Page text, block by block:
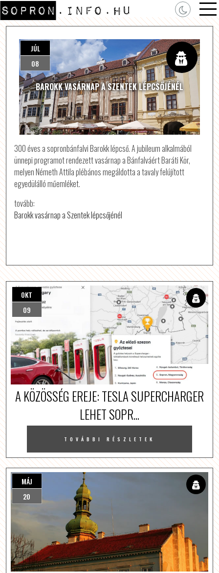
BAROKK VASÁRNAP A SZENTEK LÉPCSŐJÉNÉL
JÚL
08
300 éves a sopronbánfalvi Barokk lépcső. A jubileum alkalmából
ünnepi programot rendezett vasárnap a Bánfalváért Baráti Kör,
melyen Németh Attila plébános megáldotta a tavaly felújított
egyedülálló műemléket.
tovább:
Barokk vasárnap a Szentek lépcsőjénél
OKT
09
A KÖZÖSSÉG EREJE: TESLA SUPERCHARGER
LEHET SOPR...
TOVÁBBI RÉSZLETEK
MÁJ
20